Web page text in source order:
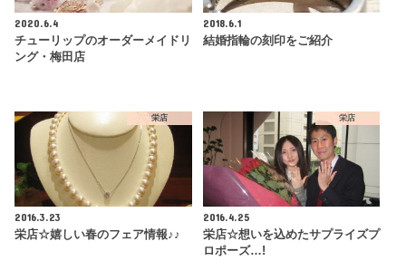
2020.6.4
チューリップのオーダーメイドリ
ング・梅田店
2018.6.1
結婚指輪の刻印をご紹介
栄店
2016.3.23
栄店☆嬉しい春のフェア情報♪♪
栄店
2016.4.25
栄店☆想いを込めたサプライズプ
ロポーズ…!